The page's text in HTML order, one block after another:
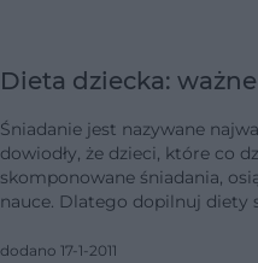
Dieta dziecka:
Śniadanie jest nazywane
dowiodły, że dzieci, które co
skomponowane śniadania,
nauce. Dlatego dopilnuj diety
dodano 17-1-2011